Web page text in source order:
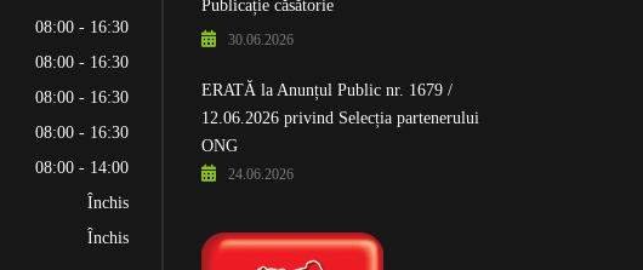
08:00 - 16:30
08:00 - 16:30
08:00 - 16:30
08:00 - 16:30
08:00 - 14:00
Închis
Închis
Publicație căsătorie
30.06.2026
ERATĂ la Anunțul Public nr. 1679 /
12.06.2026 privind Selecția partenerului
ONG
24.06.2026